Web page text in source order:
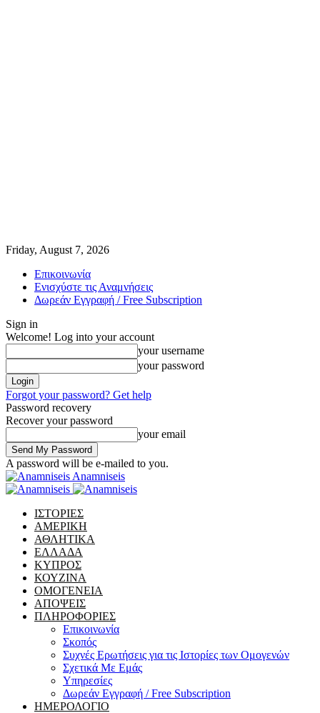
Friday, August 7, 2026
Επικοινωνία
Ενισχύστε τις Αναμνήσεις
Δωρεάν Εγγραφή / Free Subscription
Sign in
Welcome! Log into your account
your username
your password
Forgot your password? Get help
Password recovery
Recover your password
your email
A password will be e-mailed to you.
Anamniseis
ΙΣΤΟΡΙΕΣ
ΑΜΕΡΙΚΗ
ΑΘΛΗΤΙΚΑ
ΕΛΛΑΔΑ
ΚΥΠΡΟΣ
ΚΟΥΖΙΝΑ
ΟΜΟΓΕΝΕΙΑ
ΑΠΟΨΕΙΣ
ΠΛΗΡΟΦΟΡΙΕΣ
Επικοινωνία
Σκοπός
Συχνές Ερωτήσεις για τις Ιστορίες των Ομογενών
Σχετικά Με Εμάς
Υπηρεσίες
Δωρεάν Εγγραφή / Free Subscription
ΗΜΕΡΟΛΟΓΙΟ